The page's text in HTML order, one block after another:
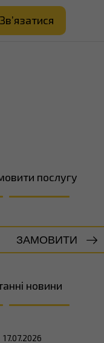
Зв’язатися
послугу
ЗАМОВИТИ
новини
17.07.2026